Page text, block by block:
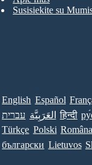
Susisiekite su
English Español
עברית العَرَبِيَّة हिन्दी
Türkçe Polski Româna
български Lietuvos